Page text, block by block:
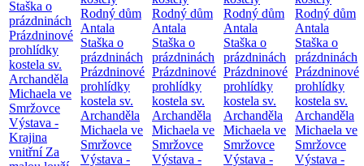
Staška o
prázdninách
Prázdninové
prohlídky
kostela sv.
Archanděla
Michaela ve
Smržovce
Výstava -
Krajina
vnitřní Za
Rodný dům
Antala
Staška o
prázdninách
Prázdninové
prohlídky
kostela sv.
Archanděla
Michaela ve
Smržovce
Výstava -
Rodný dům
Antala
Staška o
prázdninách
Prázdninové
prohlídky
kostela sv.
Archanděla
Michaela ve
Smržovce
Výstava -
Rodný dům
Antala
Staška o
prázdninách
Prázdninové
prohlídky
kostela sv.
Archanděla
Michaela ve
Smržovce
Výstava -
Rodný dům
Antala
Staška o
prázdninách
Prázdninové
prohlídky
kostela sv.
Archanděla
Michaela ve
Smržovce
Výstava -